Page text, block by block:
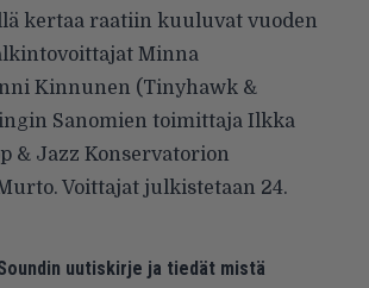
kertaa raatiin kuuluvat vuoden
Minna
Kinnunen (Tinyhawk &
Sanomien toimittaja Ilkka
& Jazz Konservatorion
Voittajat julkistetaan 24.
uutiskirje ja tiedät mistä